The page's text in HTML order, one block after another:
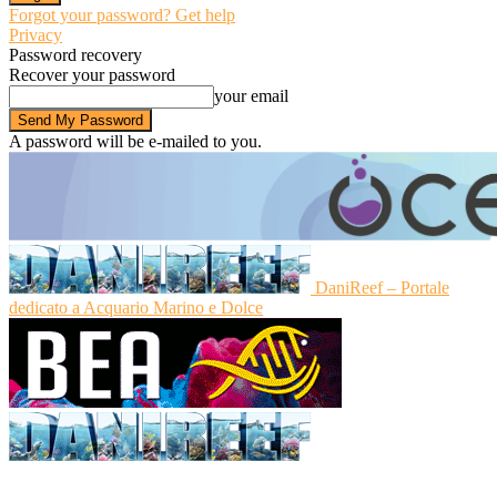
Forgot your password? Get help
Privacy
Password recovery
Recover your password
your email
A password will be e-mailed to you.
DaniReef – Portale
dedicato a Acquario Marino e Dolce